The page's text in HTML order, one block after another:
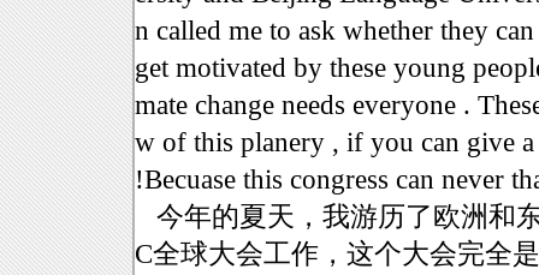
n called me to ask whether they
get motivated by these young
mate change needs everyone .
w of this planery , if you can give
!Becuase this congress can never
今年的夏天，我游历了欧洲和
C全球大会工作，这个大会完全